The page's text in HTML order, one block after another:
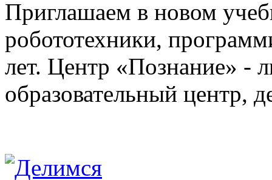
Приглашаем в новом
робототехники,
лет. Центр «Познание» -
образовательный центр,